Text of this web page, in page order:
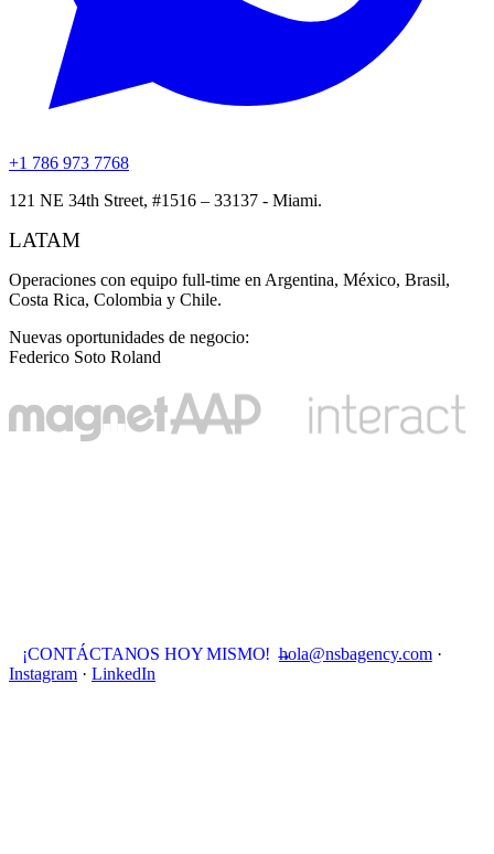
+1 786 973 7768
121 NE 34th Street, #1516 – 33137 - Miami.
LATAM
Operaciones con equipo full-time en Argentina, México, Brasil,
Costa Rica, Colombia y Chile.
Nuevas oportunidades de negocio:
Federico Soto Roland
¡CONTÁCTANOS HOY MISMO! →
hola@nsbagency.com ·
Instagram · LinkedIn